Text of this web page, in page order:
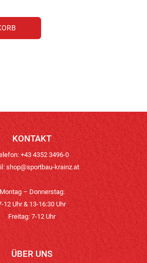
KONTAKT
+43 4352 3496-0
shop@sportbau-krainz.at
Montag – Donnerstag:
12 Uhr & 13-16:30 Uhr
Freitag: 7-12 Uhr
ÜBER UNS